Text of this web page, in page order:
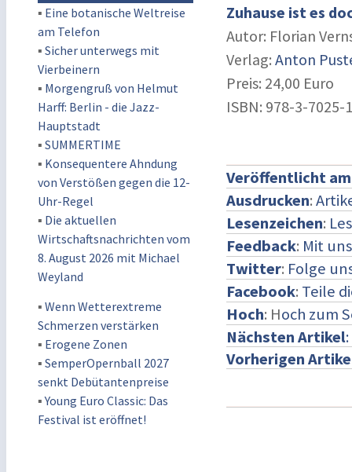
▪ Eine botanische Weltreise
am Telefon
▪ Sicher unterwegs mit
Vierbeinern
▪ Morgengruß von Helmut
Harff: Berlin - die Jazz-
Hauptstadt
▪ SUMMERTIME
▪ Konsequentere Ahndung
von Verstößen gegen die 12-
Uhr-Regel
▪ Die aktuellen
Wirtschaftsnachrichten vom
8. August 2026 mit Michael
Weyland
▪ Wenn Wetterextreme
Schmerzen verstärken
▪ Erogene Zonen
▪ SemperOpernball 2027
senkt Debütantenpreise
▪Young Euro Classic: Das
Festival ist eröffnet!
Zuhause ist es
Autor: Florian
Verlag: Anton
Preis: 24,00 Euro
ISBN: 978-3-7025-
Veröffentlicht am
Ausdrucken:
Lesenzeichen:
Feedback: Mit
Twitter: Folge
Facebook: Teile
Hoch: Hoch zum
Nächsten Artikel
Vorherigen